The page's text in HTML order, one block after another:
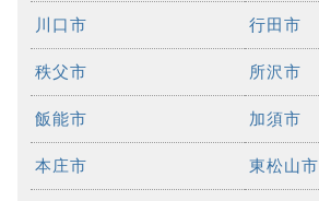
川口市 行田市
秩父市 所沢市
飯能市 加須市
本庄市 東松山市